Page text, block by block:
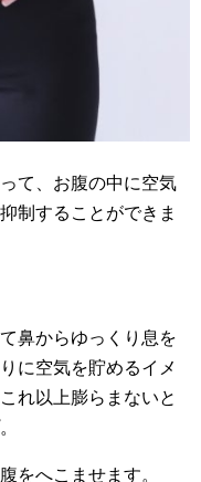
て、お腹の中に空気
制することができま
鼻からゆっくり息を
に空気を貯めるイメ
れ以上膨らまないと
をへこませます。